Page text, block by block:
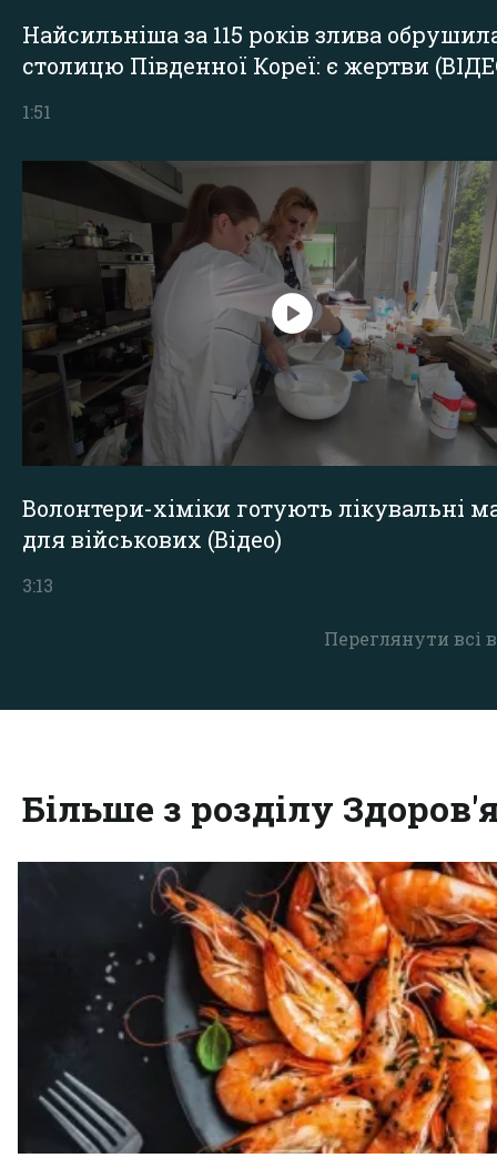
Переглянути всі
Найсильніша за 115 років злива
столицю Південної Кореї: є жертви
1:51
Волонтери-хіміки готують лікувальні
для військових (Відео)
3:13
Більше з розділу